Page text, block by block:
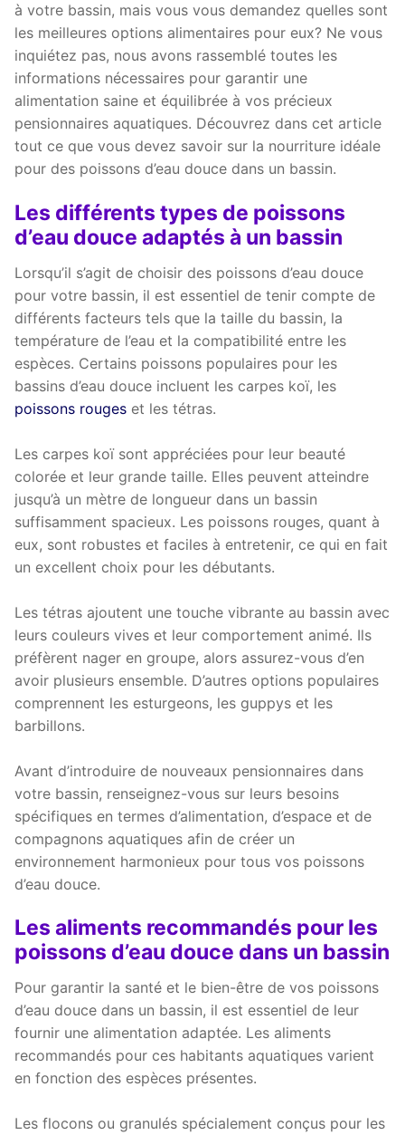
à votre bassin, mais vous vous demandez quelles sont
les meilleures options alimentaires pour eux? Ne vous
inquiétez pas, nous avons rassemblé toutes les
informations nécessaires pour garantir une
alimentation saine et équilibrée à vos précieux
pensionnaires aquatiques. Découvrez dans cet article
tout ce que vous devez savoir sur la nourriture idéale
pour des poissons d’eau douce dans un bassin.
Les différents types de poissons
d’eau douce adaptés à un bassin
Lorsqu’il s’agit de choisir des poissons d’eau douce
pour votre bassin, il est essentiel de tenir compte de
différents facteurs tels que la taille du bassin, la
température de l’eau et la compatibilité entre les
espèces. Certains poissons populaires pour les
bassins d’eau douce incluent les carpes koï, les
poissons rouges et les tétras.
Les carpes koï sont appréciées pour leur beauté
colorée et leur grande taille. Elles peuvent atteindre
jusqu’à un mètre de longueur dans un bassin
suffisamment spacieux. Les poissons rouges, quant à
eux, sont robustes et faciles à entretenir, ce qui en fait
un excellent choix pour les débutants.
Les tétras ajoutent une touche vibrante au bassin avec
leurs couleurs vives et leur comportement animé. Ils
préfèrent nager en groupe, alors assurez-vous d’en
avoir plusieurs ensemble. D’autres options populaires
comprennent les esturgeons, les guppys et les
barbillons.
Avant d’introduire de nouveaux pensionnaires dans
votre bassin, renseignez-vous sur leurs besoins
spécifiques en termes d’alimentation, d’espace et de
compagnons aquatiques afin de créer un
environnement harmonieux pour tous vos poissons
d’eau douce.
Les aliments recommandés pour les
poissons d’eau douce dans un bassin
Pour garantir la santé et le bien-être de vos poissons
d’eau douce dans un bassin, il est essentiel de leur
fournir une alimentation adaptée. Les aliments
recommandés pour ces habitants aquatiques varient
en fonction des espèces présentes.
Les flocons ou granulés spécialement conçus pour les